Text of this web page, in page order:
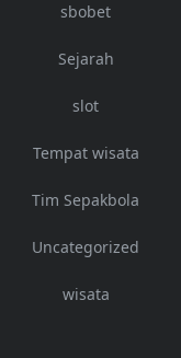
sbobet
Sejarah
slot
Tempat wisata
Tim Sepakbola
Uncategorized
wisata